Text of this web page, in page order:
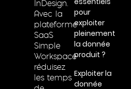
InDesign.
Avec la
plateforme
SaaS
Simple
Workspace
réduisez
les temps
pour
exploiter
pleinement
la donnée
produit ?
Exploiter la
donnée